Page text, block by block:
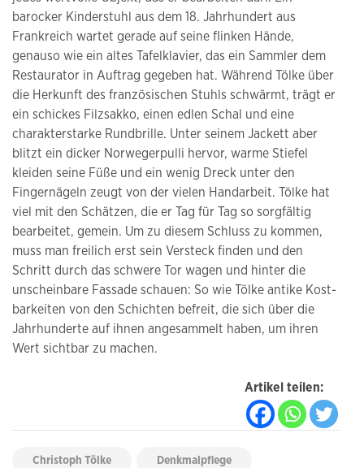
barocker Kinderstuhl aus dem 18. Jahrhundert aus
Frankreich wartet gerade auf seine flinken Hände,
genauso wie ein altes Tafelklavier, das ein Sammler dem
Restaurator in Auftrag gegeben hat. Während Tölke über
die Herkunft des französischen Stuhls schwärmt, trägt er
ein schickes Filzsakko, einen edlen Schal und eine
charakterstarke Rundbrille. Unter seinem Jackett aber
blitzt ein dicker Norwegerpulli hervor, warme Stiefel
kleiden seine Füße und ein wenig Dreck unter den
Fingernägeln zeugt von der vielen Handarbeit. Tölke hat
viel mit den Schätzen, die er Tag für Tag so sorgfältig
bearbeitet, gemein. Um zu diesem Schluss zu kommen,
muss man freilich erst sein Versteck finden und den
Schritt durch das schwere Tor wagen und hinter die
unscheinbare Fassade schauen: So wie Tölke antike Kost-
barkeiten von den Schichten befreit, die sich über die
Jahrhunderte auf ihnen angesammelt haben, um ihren
Wert sichtbar zu machen.
Artikel teilen:
Christoph Tölke Denkmalpflege